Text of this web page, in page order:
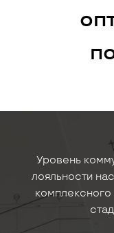
Уровень
лояльности